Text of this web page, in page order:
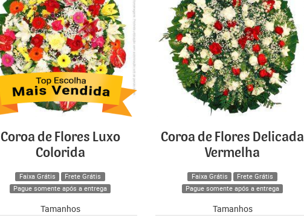
Coroa de Flores Luxo
Colorida
Faixa Grátis
Frete Grátis
Pague somente após a entrega
Tamanhos
Coroa de Flores Delicada
Vermelha
Faixa Grátis
Frete Grátis
Pague somente após a entrega
Tamanhos